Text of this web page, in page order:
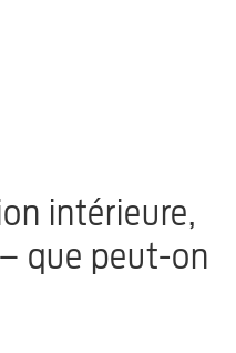
intérieure,
que peut-on